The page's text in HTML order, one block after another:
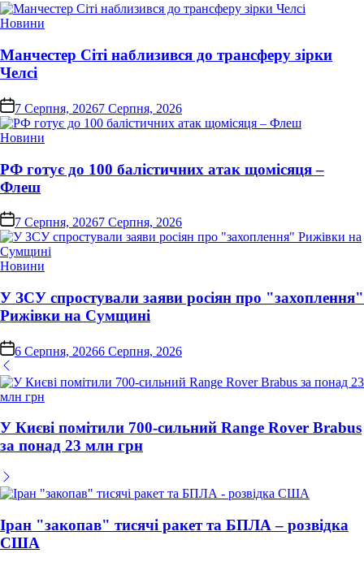
Опублікувати
Новини
Манчестер Сіті наблизився до трансферу зірки
Челсі
on 7 Серпня, 20267 Серпня, 2026
Опублікувати
Новини
РФ готує до 100 балістичних атак щомісяця –
Флеш
on 7 Серпня, 20267 Серпня, 2026
Опублікувати
Новини
У ЗСУ спростували заяви росіян про "захоплення"
Рижівки на Сумщині
on6 Серпня, 20266 Серпня, 2026
У Києві помітили 700-сильний Range Rover Brabus
за понад 23 млн грн
Іран "закопав" тисячі ракет та БПЛА – розвідка
США